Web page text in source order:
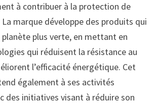
à contribuer à la protection de
La marque développe des produits qui
plus verte, en mettant en
qui réduisent la résistance au
l’efficacité énergétique. Cet
également à ses activités
des initiatives visant à réduire son